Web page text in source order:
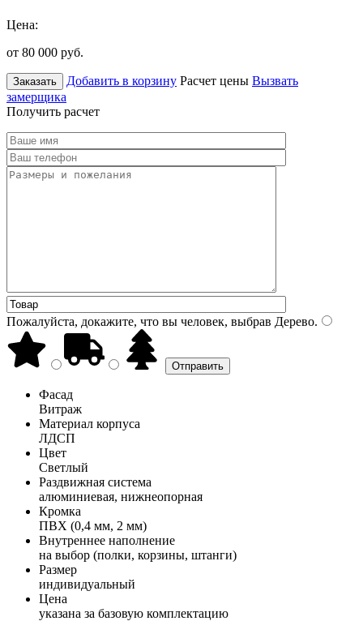
Цена:
от 80 000 руб.
Заказать Добавить в корзину Расчет цены Вызвать
замерщика
Получить расчет
Пожалуйста, докажите, что вы человек, выбрав Дерево.
Фасад
Витраж
Материал корпуса
ЛДСП
Цвет
Светлый
Раздвижная система
алюминиевая, нижнеопорная
Кромка
ПВХ (0,4 мм, 2 мм)
Внутреннее наполнение
на выбор (полки, корзины, штанги)
Размер
индивидуальный
Цена
указана за базовую комплектацию